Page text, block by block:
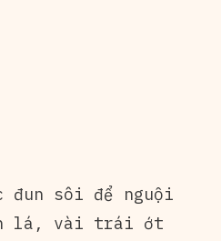
đun sôi để nguội
lá, vài trái ớt